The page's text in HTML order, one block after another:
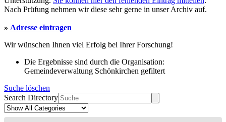
Nach Prüfung nehmen wir diese sehr gerne in unser Archiv auf.
» Adresse eintragen
Wir wünschen Ihnen viel Erfolg bei Ihrer Forschung!
Die Ergebnisse sind durch die Organisation:
Gemeindeverwaltung Schönkirchen gefiltert
Suche löschen
Search Directory